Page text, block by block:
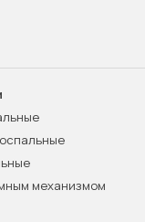
механизмом